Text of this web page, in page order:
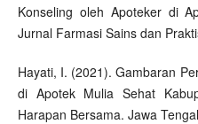
Konseling oleh Apoteker di
Jurnal Farmasi Sains dan
Hayati, I. (2021). Gambaran
di Apotek Mulia Sehat
Harapan Bersama. Jawa